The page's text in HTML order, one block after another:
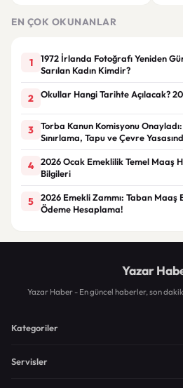
EN ÇOK OKUNANLAR
1
1972 İrlanda Fotoğrafı Yeniden
Sarılan Kadın Kimdir?
2 Okullar Hangi Tarihte Açılacak?
3
Torba Kanun Komisyonu
Sınırlama, Tapu ve Çevre
4
2026 Ocak Emeklilik Temel Maaş
Bilgileri
5
2026 Emekli Zammı: Taban Maaş
Ödeme Hesaplama!
Yazar
Yazar Haber - En güncel haberler, son
Kategoriler
Servisler